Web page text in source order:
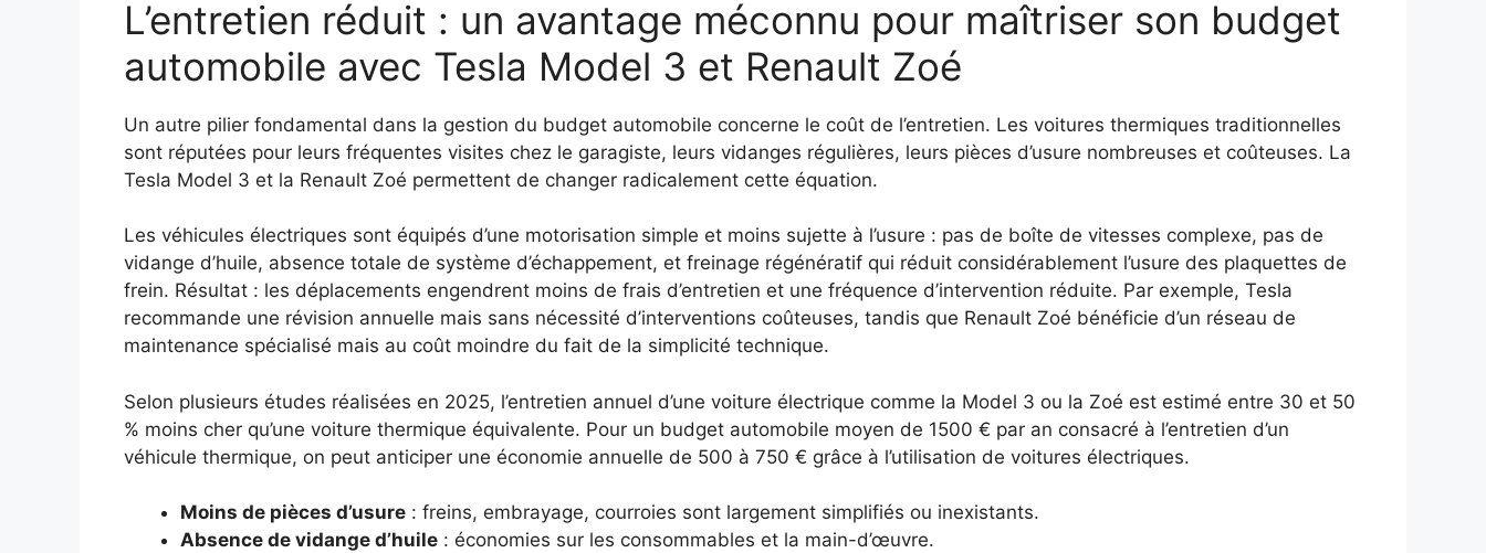
L’entretien réduit : un avantage méconnu pour maîtriser son budget
automobile avec Tesla Model 3 et Renault Zoé
Un autre pilier fondamental dans la gestion du budget automobile concerne le coût de l’entretien. Les voitures thermiques traditionnelles
sont réputées pour leurs fréquentes visites chez le garagiste, leurs vidanges régulières, leurs pièces d’usure nombreuses et coûteuses. La
Tesla Model 3 et la Renault Zoé permettent de changer radicalement cette équation.
Les véhicules électriques sont équipés d’une motorisation simple et moins sujette à l’usure : pas de boîte de vitesses complexe, pas de
vidange d’huile, absence totale de système d’échappement, et freinage régénératif qui réduit considérablement l’usure des plaquettes de
frein. Résultat : les déplacements engendrent moins de frais d’entretien et une fréquence d’intervention réduite. Par exemple, Tesla
recommande une révision annuelle mais sans nécessité d’interventions coûteuses, tandis que Renault Zoé bénéficie d’un réseau de
maintenance spécialisé mais au coût moindre du fait de la simplicité technique.
Selon plusieurs études réalisées en 2025, l’entretien annuel d’une voiture électrique comme la Model 3 ou la Zoé est estimé entre 30 et 50
% moins cher qu’une voiture thermique équivalente. Pour un budget automobile moyen de 1500 € par an consacré à l’entretien d’un
véhicule thermique, on peut anticiper une économie annuelle de 500 à 750 € grâce à l’utilisation de voitures électriques.
Moins de pièces d’usure : freins, embrayage, courroies sont largement simplifiés ou inexistants.
Absence de vidange d’huile : économies sur les consommables et la main-d’œuvre.